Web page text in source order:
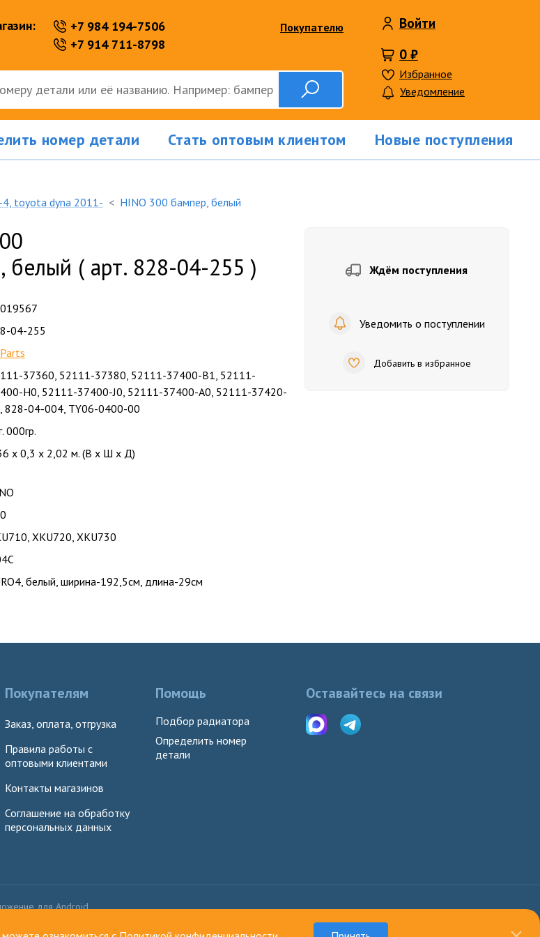
+7 984 194-7506
+7 914 711-8798
Покупателю
Войти
0 ₽
Избранное
Уведомление
номер детали Стать оптовым клиентом Новые поступления
4, toyota dyna 2011- HINO 300 бампер, белый
белый ( арт. 828-04-255 )
04-255
37360, 52111-37380, 52111-37400-B1, 52111-
H0, 52111-37400-J0, 52111-37400-А0, 52111-37420-
, 828-04-004, TY06-0400-00
000гр.
x 0,3 x 2,02 м. (В x Ш x Д)
XKU720, XKU730
белый, ширина-192,5см, длина-29см
Ждём поступления
Уведомить о поступлении
Добавить в избранное
Покупателям
Заказ, оплата, отгрузка
Правила работы с
оптовыми клиентами
Контакты магазинов
Соглашение на обработку
персональных данных
Помощь
Подбор радиатора
Определить номер
детали
Оставайтесь на связи
для Android